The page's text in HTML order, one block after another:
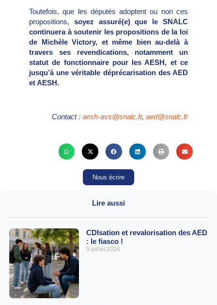
Toutefois, que les députés adoptent ou non ces
propositions, soyez assuré(e) que le SNALC
continuera à soutenir les propositions de la loi
de Michèle Victory, et même bien au-delà à
travers ses revendications, notamment un
statut de fonctionnaire pour les AESH, et ce
jusqu’à une véritable déprécarisation des AED
et AESH.
Contact : aesh-avs@snalc.fr, aed@snalc.fr
Nous écrire
Lire aussi
CDIsation et revalorisation des AED
: le fiasco !
9 juillet 2026